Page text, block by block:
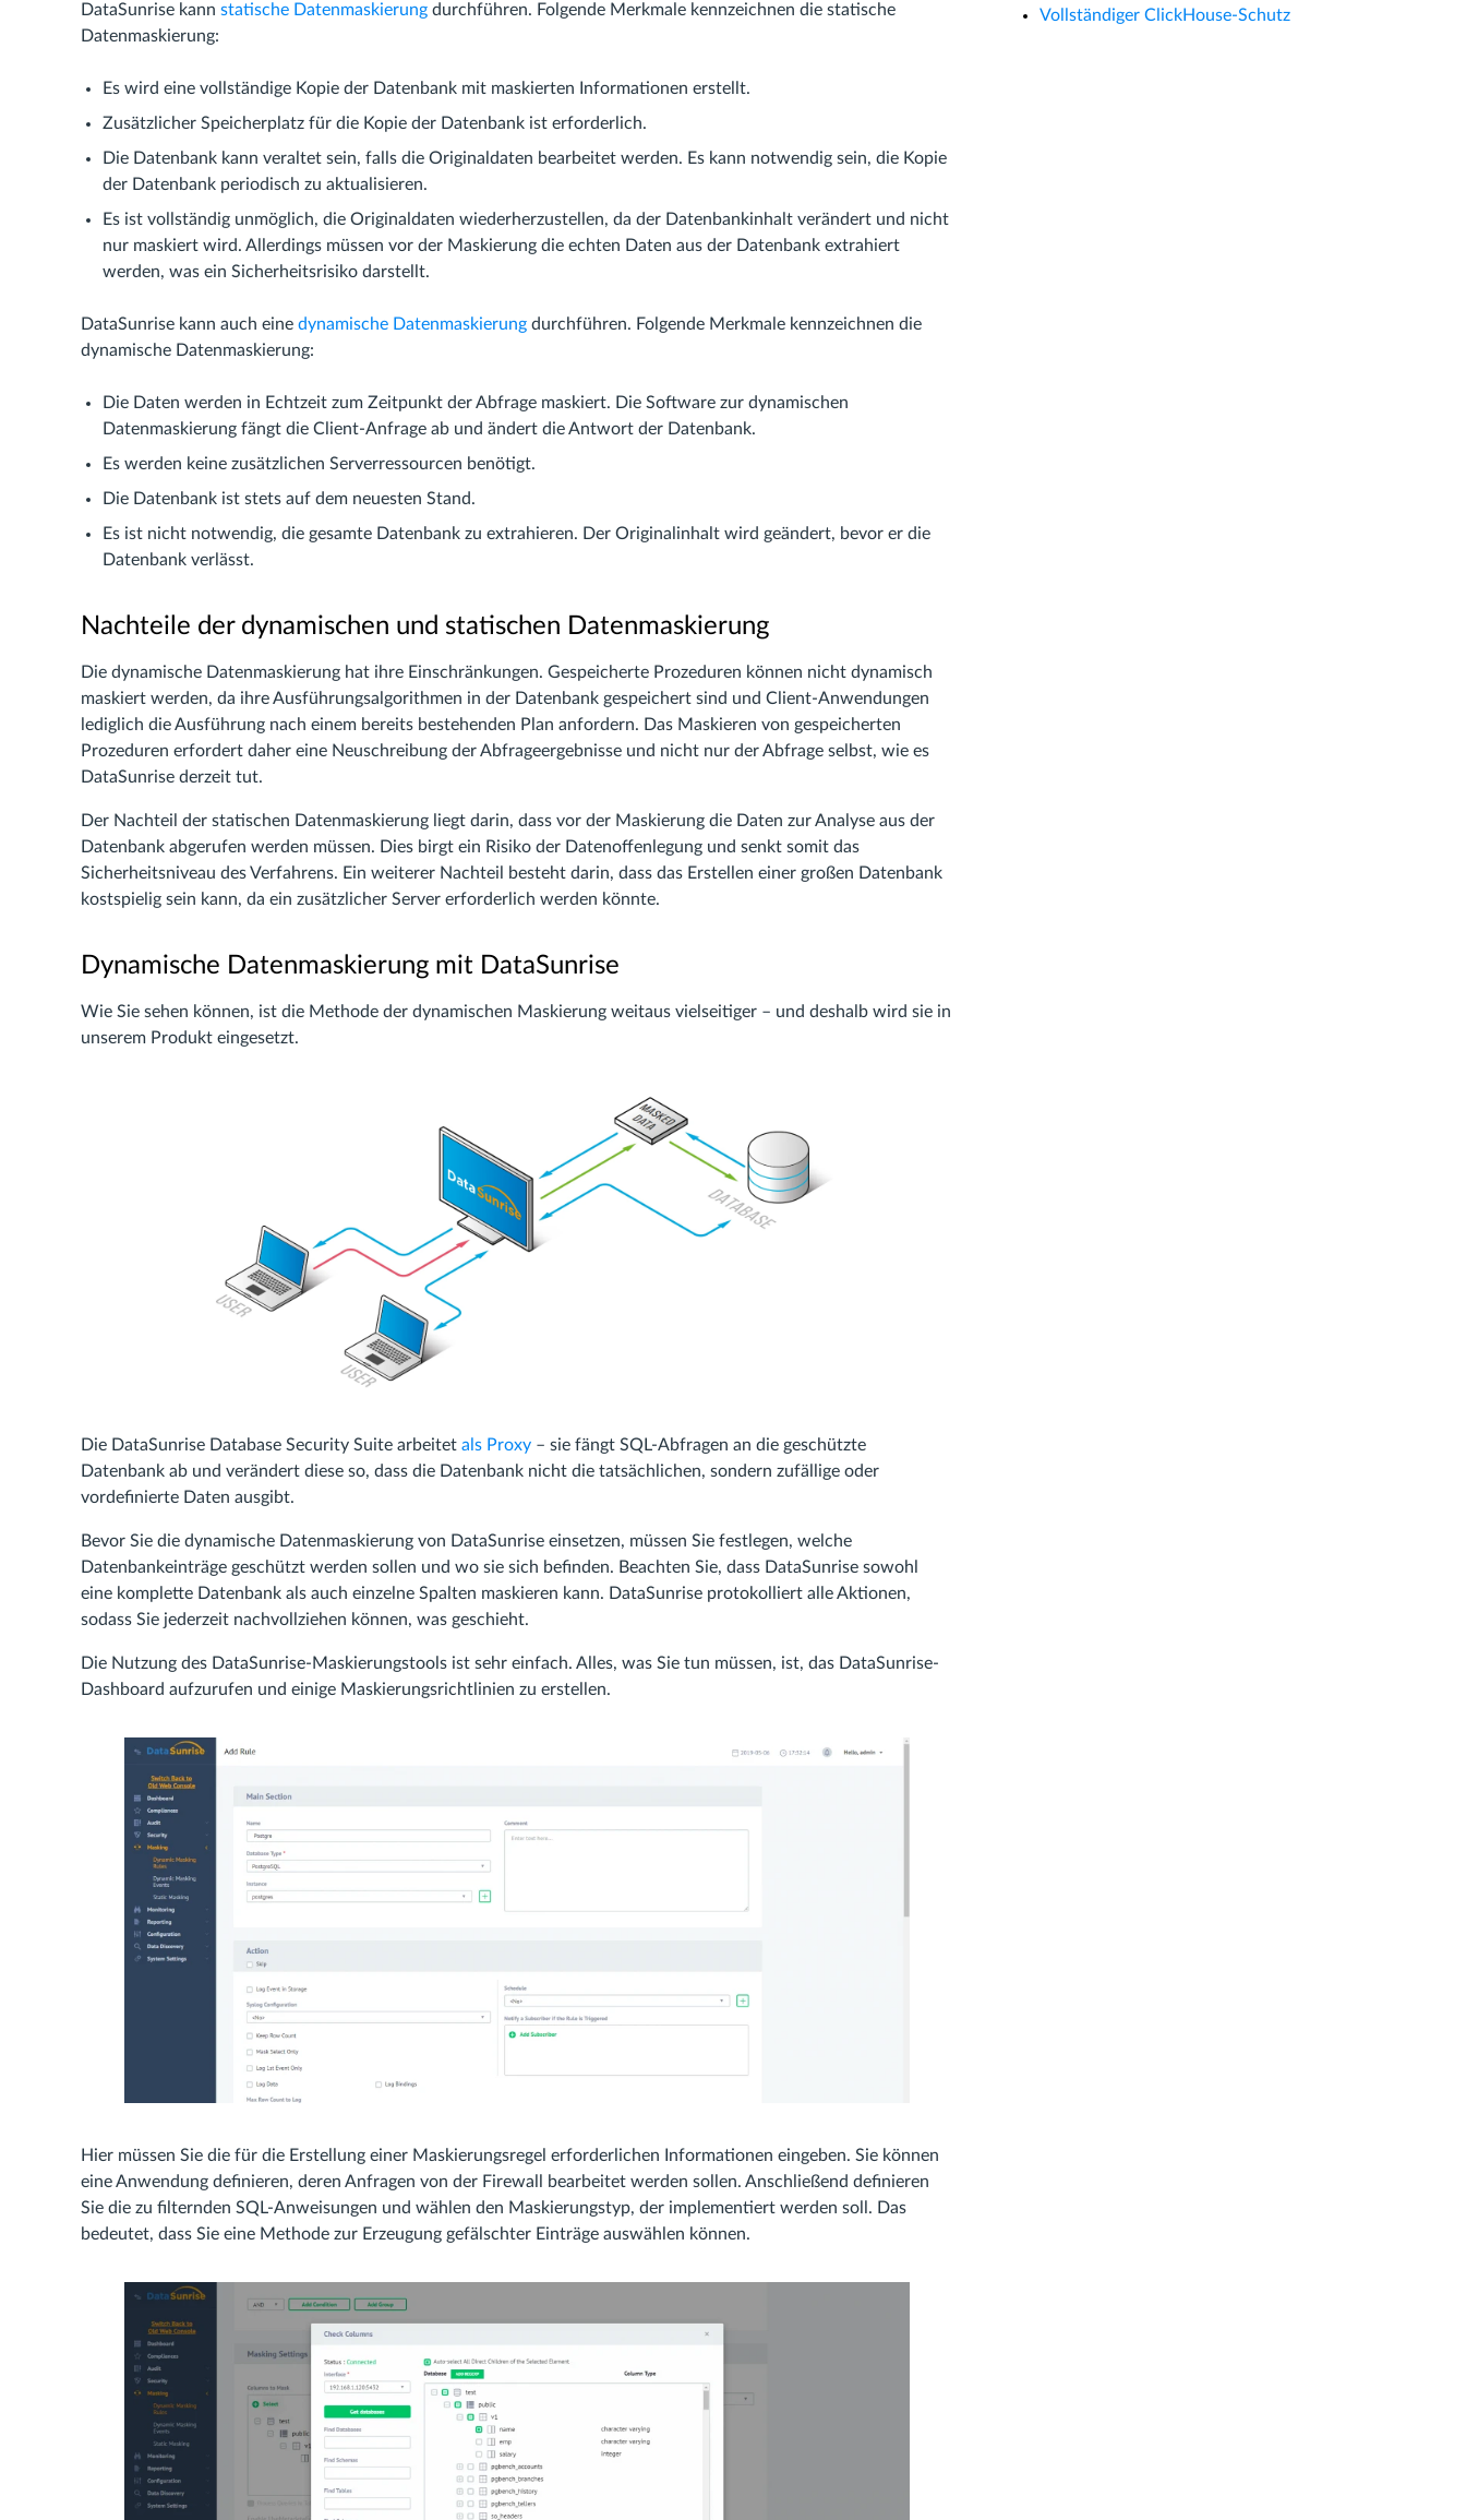
DataSunrise kann statische Datenmaskierung durchführen. Folgende Merkmale kennzeichnen die statische
Datenmaskierung:
Es wird eine vollständige Kopie der Datenbank mit maskierten Informationen erstellt.
Zusätzlicher Speicherplatz für die Kopie der Datenbank ist erforderlich.
Die Datenbank kann veraltet sein, falls die Originaldaten bearbeitet werden. Es kann notwendig sein, die Kopie
der Datenbank periodisch zu aktualisieren.
Es ist vollständig unmöglich, die Originaldaten wiederherzustellen, da der Datenbankinhalt verändert und nicht
nur maskiert wird. Allerdings müssen vor der Maskierung die echten Daten aus der Datenbank extrahiert
werden, was ein Sicherheitsrisiko darstellt.
DataSunrise kann auch eine dynamische Datenmaskierung durchführen. Folgende Merkmale kennzeichnen die
dynamische Datenmaskierung:
Die Daten werden in Echtzeit zum Zeitpunkt der Abfrage maskiert. Die Software zur dynamischen
Datenmaskierung fängt die Client-Anfrage ab und ändert die Antwort der Datenbank.
Es werden keine zusätzlichen Serverressourcen benötigt.
Die Datenbank ist stets auf dem neuesten Stand.
Es ist nicht notwendig, die gesamte Datenbank zu extrahieren. Der Originalinhalt wird geändert, bevor er die
Datenbank verlässt.
Nachteile der dynamischen und statischen Datenmaskierung
Die dynamische Datenmaskierung hat ihre Einschränkungen. Gespeicherte Prozeduren können nicht dynamisch
maskiert werden, da ihre Ausführungsalgorithmen in der Datenbank gespeichert sind und Client-Anwendungen
lediglich die Ausführung nach einem bereits bestehenden Plan anfordern. Das Maskieren von gespeicherten
Prozeduren erfordert daher eine Neuschreibung der Abfrageergebnisse und nicht nur der Abfrage selbst, wie es
DataSunrise derzeit tut.
Der Nachteil der statischen Datenmaskierung liegt darin, dass vor der Maskierung die Daten zur Analyse aus der
Datenbank abgerufen werden müssen. Dies birgt ein Risiko der Datenoffenlegung und senkt somit das
Sicherheitsniveau des Verfahrens. Ein weiterer Nachteil besteht darin, dass das Erstellen einer großen Datenbank
kostspielig sein kann, da ein zusätzlicher Server erforderlich werden könnte.
Dynamische Datenmaskierung mit DataSunrise
Wie Sie sehen können, ist die Methode der dynamischen Maskierung weitaus vielseitiger – und deshalb wird sie in
unserem Produkt eingesetzt.
Die DataSunrise Database Security Suite arbeitet als Proxy – sie fängt SQL-Abfragen an die geschützte
Datenbank ab und verändert diese so, dass die Datenbank nicht die tatsächlichen, sondern zufällige oder
vordefinierte Daten ausgibt.
Bevor Sie die dynamische Datenmaskierung von DataSunrise einsetzen, müssen Sie festlegen, welche
Datenbankeinträge geschützt werden sollen und wo sie sich befinden. Beachten Sie, dass DataSunrise sowohl
eine komplette Datenbank als auch einzelne Spalten maskieren kann. DataSunrise protokolliert alle Aktionen,
sodass Sie jederzeit nachvollziehen können, was geschieht.
Die Nutzung des DataSunrise-Maskierungstools ist sehr einfach. Alles, was Sie tun müssen, ist, das DataSunrise-
Dashboard aufzurufen und einige Maskierungsrichtlinien zu erstellen.
Hier müssen Sie die für die Erstellung einer Maskierungsregel erforderlichen Informationen eingeben. Sie können
eine Anwendung definieren, deren Anfragen von der Firewall bearbeitet werden sollen. Anschließend definieren
Sie die zu filternden SQL-Anweisungen und wählen den Maskierungstyp, der implementiert werden soll. Das
bedeutet, dass Sie eine Methode zur Erzeugung gefälschter Einträge auswählen können.
Vollständiger ClickHouse-Schutz